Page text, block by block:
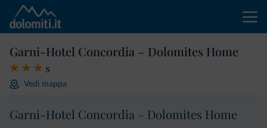
Garni-Hotel Concordia – Dolomites Home
s
Vedi mappa
Garni-Hotel Concordia – Dolomites Home